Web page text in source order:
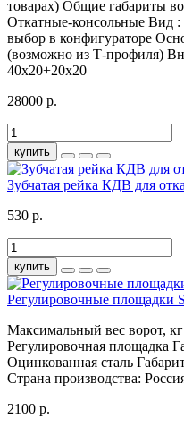
товарах) Общие габариты
Откатные-консольные Вид :
выбор в конфигураторе
(возможно из Т-профиля)
40х20+20х20
28000 р.
купить
Зубчатая рейка КДВ для
530 р.
купить
Регулировочные площадки
Максимальный вес ворот,
Регулировочная площадка
Оцинкованная сталь
Страна производства:
2100 р.